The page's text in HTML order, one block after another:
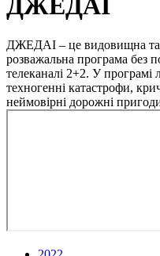
ДЖЕДАІ
ДЖЕДАІ – це видовищна та
розважальна програма без
телеканалі 2+2. У програмі
техногенні катастрофи,
неймовірні дорожні